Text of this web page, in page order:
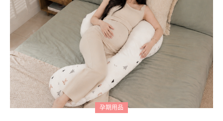
孕期用品